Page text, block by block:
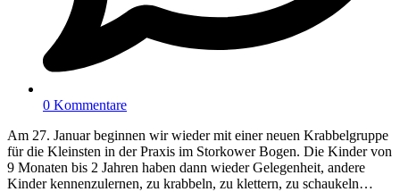
0 Kommentare
Am 27. Januar beginnen wir wieder mit einer neuen Krabbelgruppe
für die Kleinsten in der Praxis im Storkower Bogen. Die Kinder von
9 Monaten bis 2 Jahren haben dann wieder Gelegenheit, andere
Kinder kennenzulernen, zu krabbeln, zu klettern, zu schaukeln…